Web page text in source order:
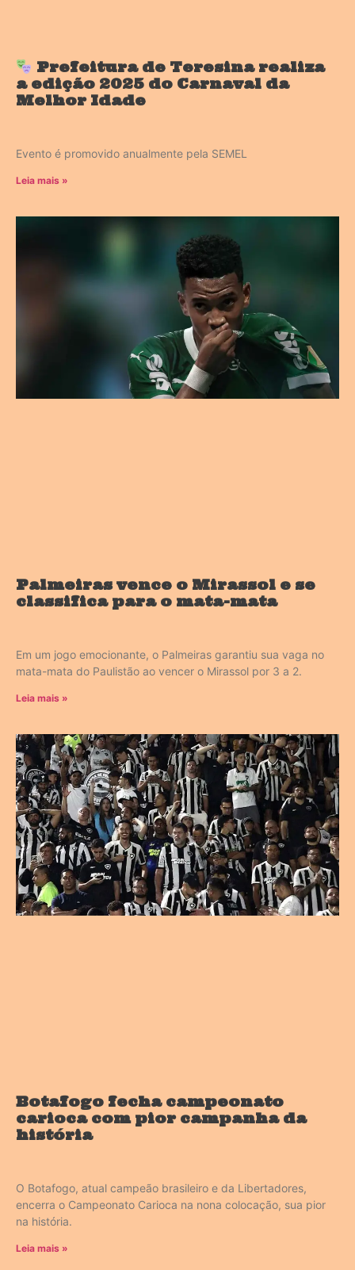
Prefeitura de Teresina realiza
a edição 2025 do Carnaval da
Melhor Idade
Evento é promovido anualmente pela SEMEL
Leia mais »
Palmeiras vence o Mirassol e se
classifica para o mata-mata
Em um jogo emocionante, o Palmeiras garantiu sua vaga no
mata-mata do Paulistão ao vencer o Mirassol por 3 a 2.
Leia mais »
Botafogo fecha campeonato
carioca com pior campanha da
história
O Botafogo, atual campeão brasileiro e da Libertadores,
encerra o Campeonato Carioca na nona colocação, sua pior
na história.
Leia mais »